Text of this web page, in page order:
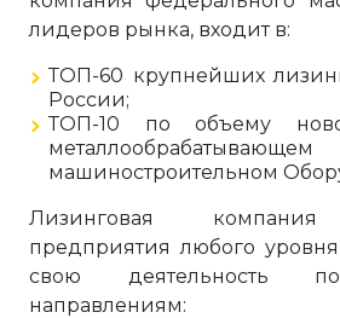
лидеров рынка, входит в:
ТОП-60 крупнейших
России;
ТОП-10 по объему
машиностроительном
Лизинговая компания
предприятия любого
свою деятельность
направлениям: